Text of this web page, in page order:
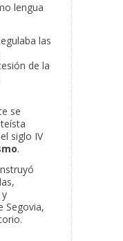
lengua
las
de la
se
siglo IV
.
Segovia,